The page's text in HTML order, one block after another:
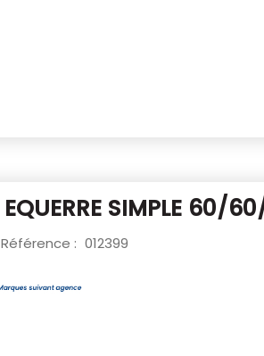
EQUERRE SIMPLE 60/
Référence : 012399